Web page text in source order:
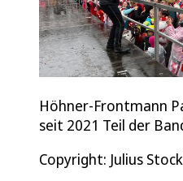
Höhner-Frontmann
seit 2021 Teil der
Copyright: Julius